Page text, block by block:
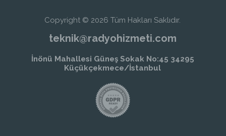
Copyright © 2026 Tüm Hakları Saklıdır.
teknik@radyohizmeti.com
İnönü Mahallesi Güneş Sokak No:45 34295
Küçükçekmece/İstanbul